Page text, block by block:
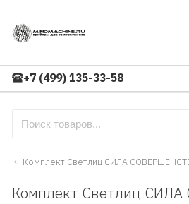
+7 (499) 135-33-58
Комплект Cветлиц СИЛА
Комплект Cветлиц